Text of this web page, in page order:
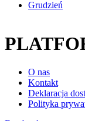
Grudzień
O nas
Kontakt
Deklaracja
Polityka